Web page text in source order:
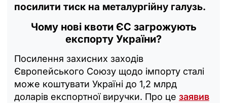
посилити тиск на металургійну галузь.
Чому нові квоти ЄС загрожують
експорту України?
Посилення захисних заходів
Європейського Союзу щодо імпорту сталі
може коштувати Україні до 1,2 млрд
доларів експортної виручки. Про це заявив